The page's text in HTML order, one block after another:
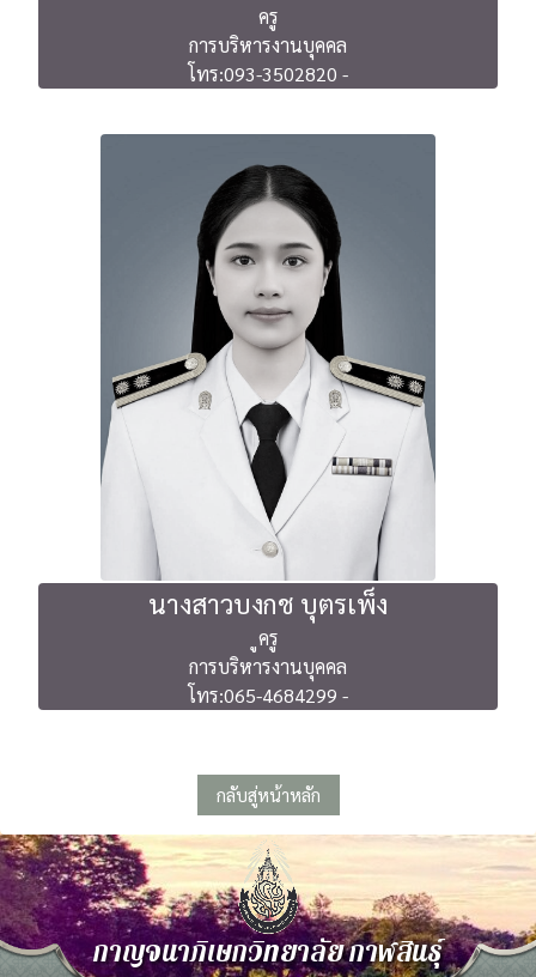
ครู
การบริหารงานบุคคล
โทร:093-3502820 -
นางสาวบงกช บุตรเพ็ง
ูครู
การบริหารงานบุคคล
โทร:065-4684299 -
กลับสู่หน้าหลัก
กาญจนาภิเษกวิทยาลัย กาฬสินธุ์